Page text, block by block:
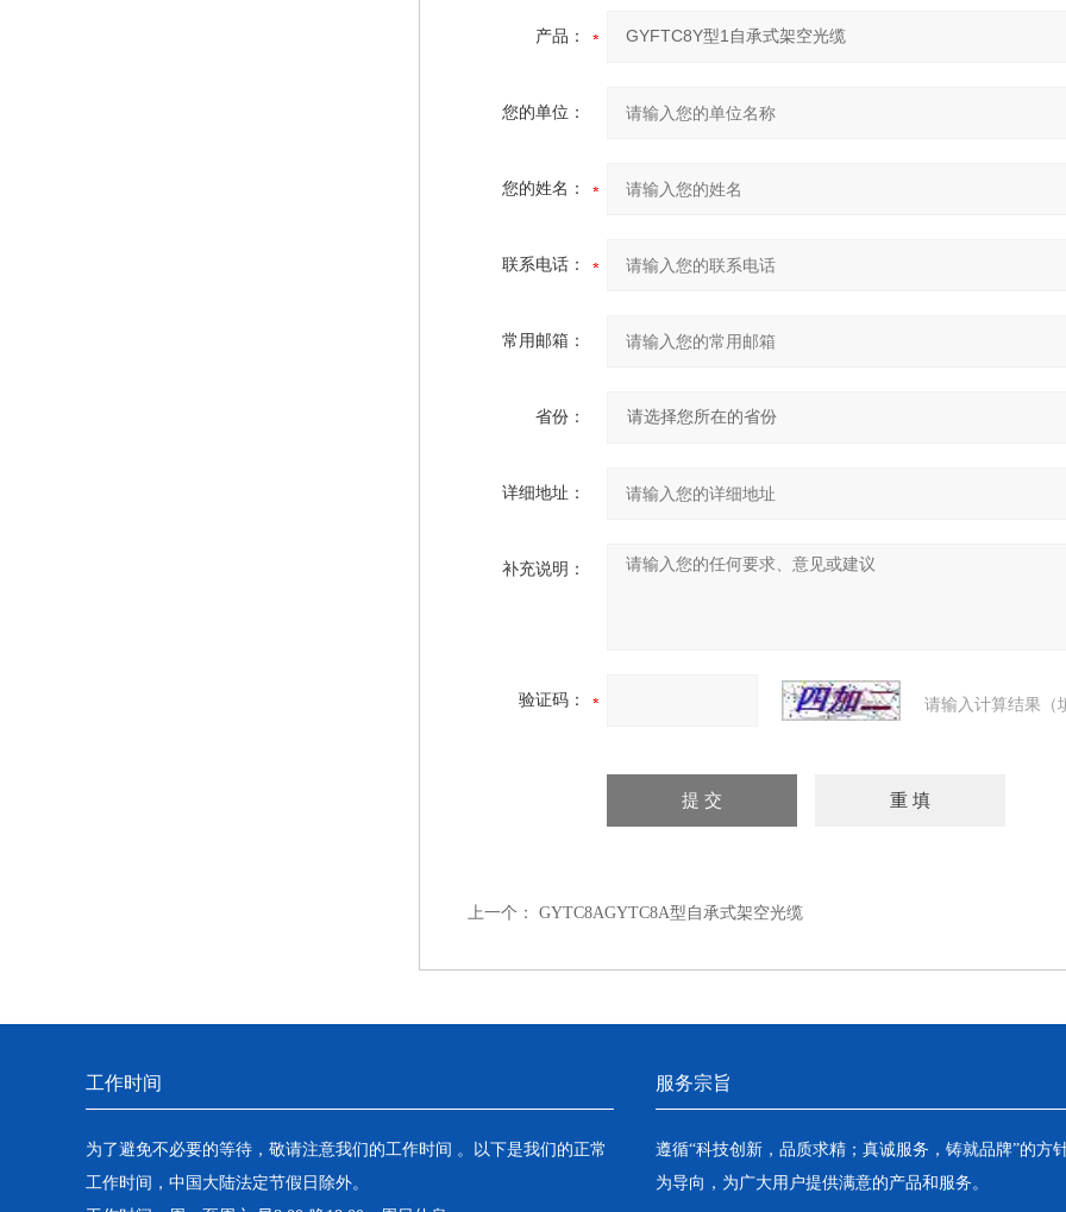
产品：
您的单位：
您的姓名：
联系电话：
常用邮箱：
省份：
详细地址：
补充说明：
验证码： 请输入计算结果（
上一个： GYTC8AGYTC8A型自承式架空光缆
工作时间
为了避免不必要的等待，敬请注意我们的工作时间 。以下是我们的正常
工作时间，中国大陆法定节假日除外。
服务宗旨
遵循“科技创新，品质求精；真诚服务，铸就品牌”的方
为导向，为广大用户提供满意的产品和服务。